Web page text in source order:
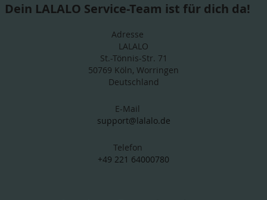
Dein LALALO Service-Team ist für dich da!
Adresse
LALALO
St.-Tönnis-Str. 71
50769 Köln, Worringen
Deutschland
E-Mail
support@lalalo.de
Telefon
+49 221 64000780